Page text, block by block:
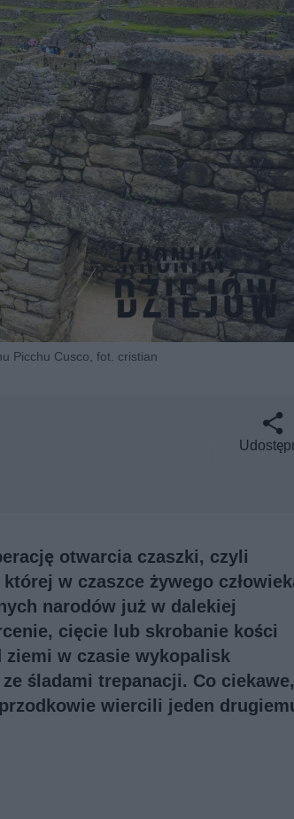
Picchu Cusco, fot. cristian
otwarcia czaszki, czyli
w czaszce żywego
narodów już w dalekiej
cięcie lub skrobanie kości
w czasie wykopalisk
śladami trepanacji. Co ciekawe,
wiercili jeden